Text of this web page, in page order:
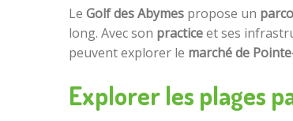
Le Golf des Abymes propose un
long. Avec son practiceet ses
peuvent explorer le marché de
Explorer les plages